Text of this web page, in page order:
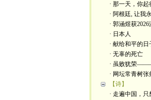
· 那一天，
· 阿根廷, 让我
· 郭涵煜获
· 日本人
· 献给和平的
· 无辜的死亡
· 虽败犹荣
· 网坛常青树
【诗】
· 走遍中国，